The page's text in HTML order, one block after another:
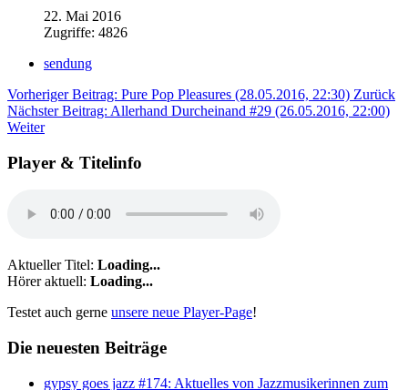
22. Mai 2016
Zugriffe: 4826
sendung
Vorheriger Beitrag: Pure Pop Pleasures (28.05.2016, 22:30) Zurück
Nächster Beitrag: Allerhand Durcheinand #29 (26.05.2016, 22:00)
Weiter
Player & Titelinfo
Aktueller Titel: Loading...
Hörer aktuell: Loading...
Testet auch gerne unsere neue Player-Page!
Die neuesten Beiträge
gypsy goes jazz #174: Aktuelles von Jazzmusikerinnen zum